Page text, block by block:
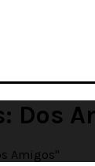
Dos
Amigos"